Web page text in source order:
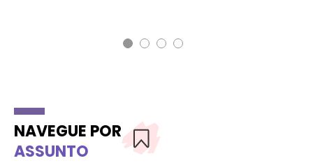
NAVEGUE POR
ASSUNTO